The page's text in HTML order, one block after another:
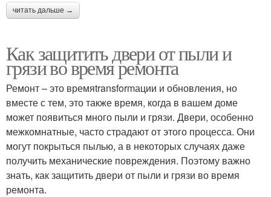
читать дальше →
Как защитить двери от пыли и
грязи во время ремонта
Ремонт – это времяtransformации и обновления, но
вместе с тем, это также время, когда в вашем доме
может появиться много пыли и грязи. Двери, особенно
межкомнатные, часто страдают от этого процесса. Они
могут покрыться пылью, а в некоторых случаях даже
получить механические повреждения. Поэтому важно
знать, как защитить двери от пыли и грязи во время
ремонта.